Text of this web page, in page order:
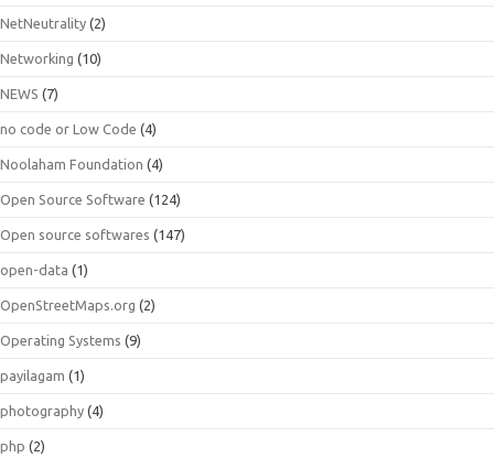
NetNeutrality (2)
Networking (10)
NEWS (7)
no code or Low Code (4)
Noolaham Foundation (4)
Open Source Software (124)
Open source softwares (147)
open-data (1)
OpenStreetMaps.org (2)
Operating Systems (9)
payilagam (1)
photography (4)
php (2)